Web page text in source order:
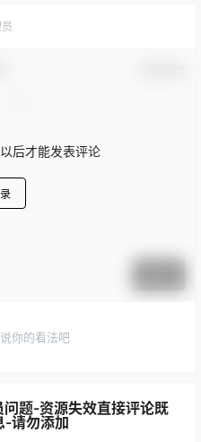
后才能发表评论
你的看法吧
题-资源失效直接评论既
-请勿添加